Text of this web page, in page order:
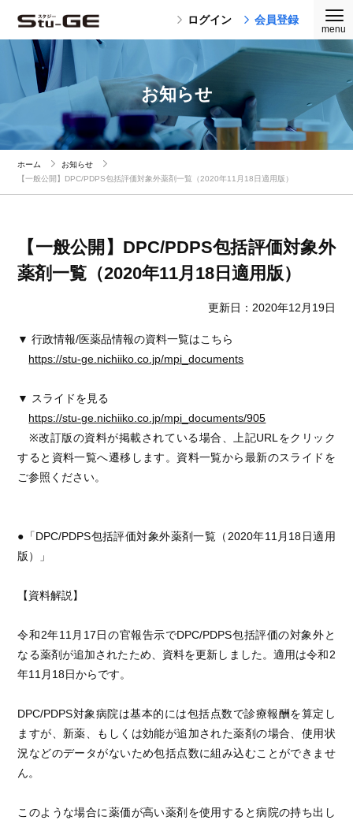
ログイン 会員登録
お知らせ
ホーム
お知らせ
【一般公開】DPC/PDPS包括評価対象外薬剤一覧（2020年11月18日適用版）
【一般公開】DPC/PDPS包括評価対象外
薬剤一覧（2020年11月18日適用版）
更新日：2020年12月19日
▼ 行政情報/医薬品情報の資料一覧はこちら
https://stu-ge.nichiiko.co.jp/mpi_documents
▼ スライドを見る
https://stu-ge.nichiiko.co.jp/mpi_documents/905
※改訂版の資料が掲載されている場合、上記URLをクリック
すると資料一覧へ遷移します。資料一覧から最新のスライドを
ご参照ください。
●「DPC/PDPS包括評価対象外薬剤一覧（2020年11月18日適用
版）」
【資料解説】
令和2年11月17日の官報告示でDPC/PDPS包括評価の対象外と
なる薬剤が追加されたため、資料を更新しました。適用は令和2
年11月18日からです。
DPC/PDPS対象病院は基本的には包括点数で診療報酬を算定し
ますが、新薬、もしくは効能が追加された薬剤の場合、使用状
況などのデータがないため包括点数に組み込むことができませ
ん。
このような場合に薬価が高い薬剤を使用すると病院の持ち出し